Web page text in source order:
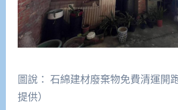
圖說： 石綿建材廢棄物免費清運開
提供）